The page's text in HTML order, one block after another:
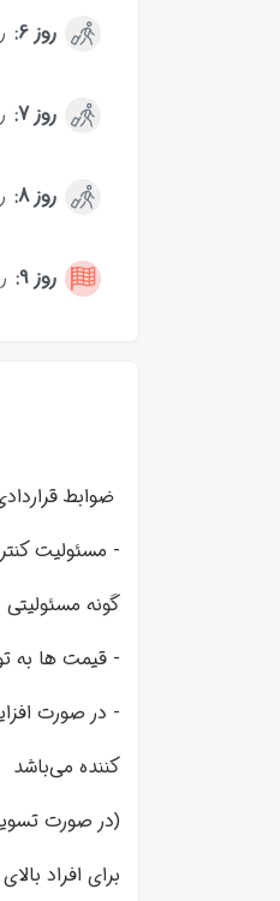
روز 6:
روز 7:
روز 8:
روز 9:
ضوابط
گونه مسئولیتی
- قیمت ها به تومان می باشد و
- در صورت
کننده می‌باشد
(در صورت
برای افراد بالای 60 سال، هزینه بیمه به عهده مسافر و الزامی است